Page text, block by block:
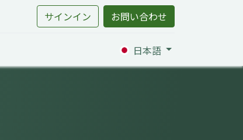
サインイン お問い合わせ
日本語